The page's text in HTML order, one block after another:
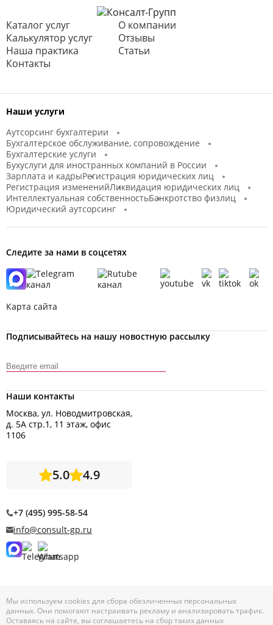
Каталог услуг
О компании
Калькулятор услуг
Отзывы
Наша практика
Статьи
Контакты
Наши услуги
Аутсорсинг бухгалтерии
Бухгалтерское обслуживание, сопровождение
Бухгалтерские услуги
Бухуслуги для иностранных компаний в России
Зарплата и кадрыРегистрация юридических лиц
Регистрация измененийЛиквидация юридических лиц
Интеллектуальная собственностьБанкротство физлиц
Юридический аутсорсинг
Следите за нами в соцсетях
Карта сайта
Подписывайтесь на нашу новостную рассылку
Наши контакты
Москва, ул. Новодмитровская,
д. 5А стр.1, 11 этаж, офис
1106
5.0 4.9
+7 (495) 995-58-54
info@consult-gp.ru
Мы используем cookies для сбора обезличенных персональных
данных. Они помогают настраивать рекламу и анализировать трафик.
Оставаясь на сайте, вы соглашаетесь на сбор таких данных